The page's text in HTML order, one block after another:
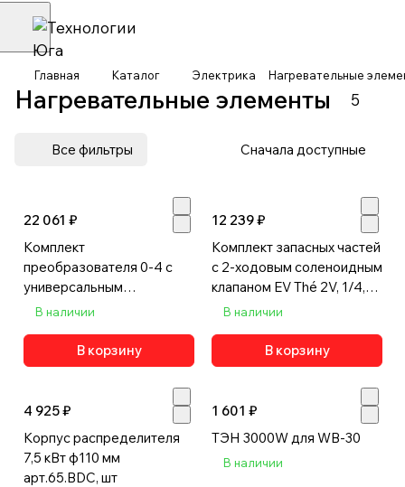
Главная Каталог Электрика Нагревательные
Нагревательные элементы 5
Все фильтры Сначала доступные
22 061 ₽
Комплект
преобразователя 0-4 с
универсальным
адаптером Sanremo,
В наличии
В корзину
12 239 ₽
Комплект запасных частей
с 2-ходовым соленоидным
клапаном EV Thé 2V, 1/4,
арт.KR00A3000000
В наличии
В корзину
4 925 ₽
Корпус распределителя
7,5 кВт ф110 мм
арт.65.BDC, шт
1 601 ₽
ТЭН 3000W для WB-30
В наличии